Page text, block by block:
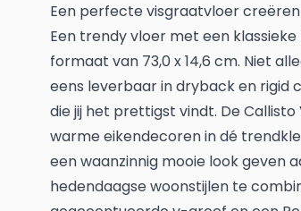
Een perfecte visgraatvloer
Een trendy vloer met een
formaat van 73,0 x 14,6 cm. Niet
eens leverbaar in dryback en rigid
die jij het prettigst vindt. De
warme eikendecoren in dé
een waanzinnig mooie look geven
hedendaagse woonstijlen te